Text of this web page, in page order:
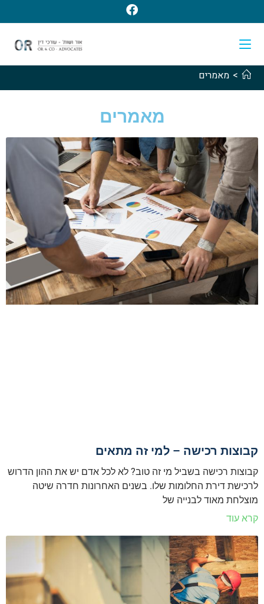
> מאמרים
מאמרים
קבוצות רכישה – למי זה מתאים
קבוצות רכישה בשביל מי זה טוב? לא לכל אדם יש את ההון הדרוש
לרכישת דירת החלומות שלו. בשנים האחרונות חדרה שיטה
מוצלחת מאוד לבנייה של
קרא עוד